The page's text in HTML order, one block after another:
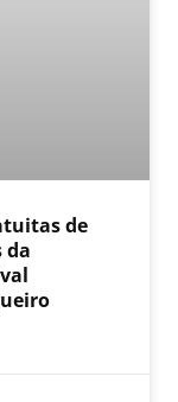
de
da